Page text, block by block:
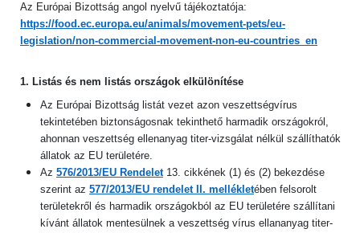
Az Európai Bizottság angol nyelvű tájékoztatója:
https://food.ec.europa.eu/animals/movement-pets/eu-
legislation/non-commercial-movement-non-eu-countries_en
1. Listás és nem listás országok elkülönítése
Az Európai Bizottság listát vezet azon veszettségvírus
tekintetében biztonságosnak tekinthető harmadik országokról,
ahonnan veszettség ellenanyag titer-vizsgálat nélkül szállíthatók
állatok az EU területére.
Az 576/2013/EU Rendelet13. cikkének (1) és (2) bekezdése
szerint az 577/2013/EU rendelet II. mellékletében felsorolt
területekről és harmadik országokból az EU területére szállítani
kívánt állatok mentesülnek a veszettség vírus ellananyag titer-